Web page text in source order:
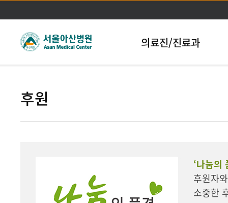
본문바로가기
의료진/진료과
후원
‘나눔의
후원자
소중한